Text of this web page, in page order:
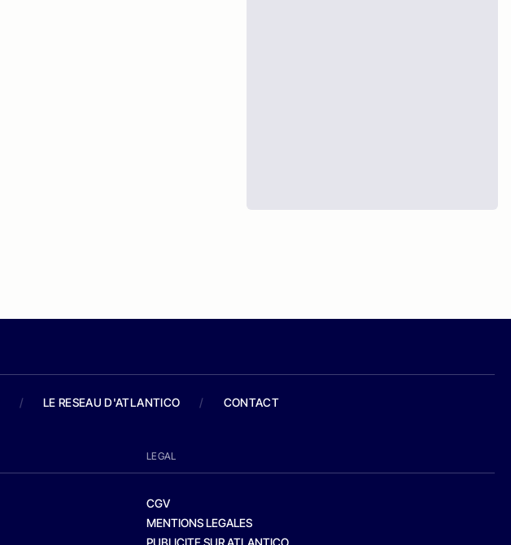
/ LE RESEAU D'ATLANTICO / CONTACT
LEGAL
CGV
MENTIONS LEGALES
PUBLICITE SUR ATLANTICO